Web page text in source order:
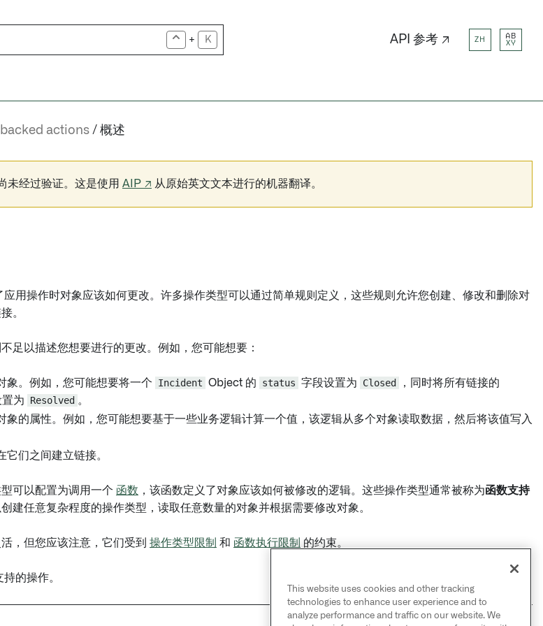
+ K API 参考 ↗ ZH
AB
XY
actions 概述
未经过验证。这是使用 AIP ↗ 从原始英文文本进行的机器翻译。
应用操作时对象应该如何更改。许多操作类型可以通过简单规则定义，这些规则允许您创建、修改和删除对
。
足以描述您想要进行的更改。例如，您可能想要：
象。例如，您可能想要将一个 Incident Object 的 status 字段设置为 Closed
，同时将所有链接的
置为 Resolved 。
象的属性。例如，您可能想要基于一些业务逻辑计算一个值，该逻辑从多个对象读取数据，然后将该值写入
们之间建立链接。
可以配置为调用一个 函数 ，该函数定义了对象应该如何被修改的逻辑。这些操作类型通常被称为函数支持
建任意复杂程度的操作类型，读取任意数量的对象并根据需要修改对象。
，但您应该注意，它们受到 操作类型限制 和 函数执行限制 的约束。
的操作。
This website uses cookies and other tracking
technologies to enhance user experience and to
analyze performance and traffic on our website. We